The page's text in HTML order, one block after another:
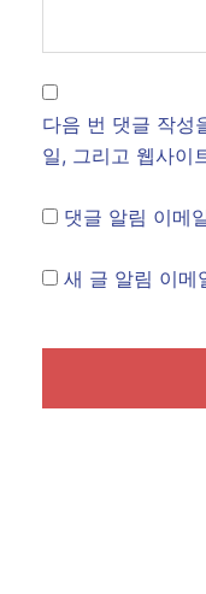
다음 번 댓글 작성
일, 그리고 웹사이
댓글 알림 이메
새 글 알림 이메